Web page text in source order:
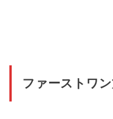
ファーストワ